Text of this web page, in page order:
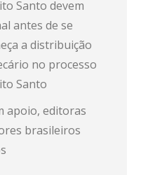
Santo devem
antes de se
a distribuição
no processo
Santo
apoio, editoras
brasileiros